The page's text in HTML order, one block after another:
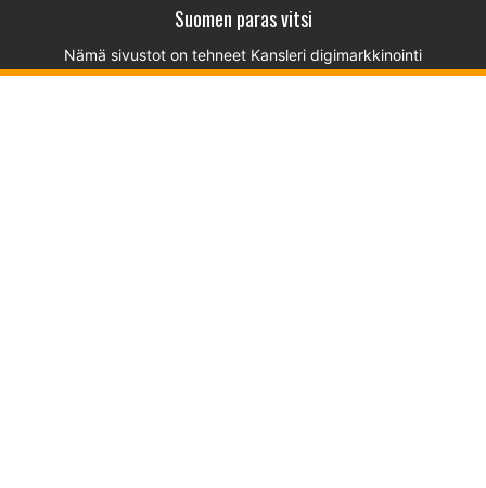
Suomen paras vitsi
Nämä sivustot on tehneet Kansleri digimarkkinointi